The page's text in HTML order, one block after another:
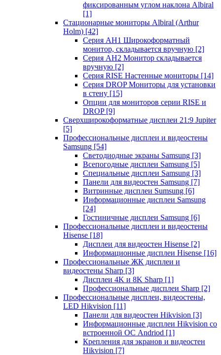
фиксированным углом наклона Albiral
[1]
Стационарные мониторы Albiral (Arthur
Holm) [42]
Серия AH1 Широкоформатный
монитор, складывается вручную [2]
Серия AH2 Монитор складывается
вручную [2]
Серия RISE Настенные мониторы [14]
Серия DROP Мониторы для установки
в стену [15]
Опции для мониторов серии RISE и
DROP [9]
Сверхширокоформатные дисплеи 21:9 Jupiter
[5]
Профессиональные дисплеи и видеостены
Samsung [54]
Светодиодные экраны Samsung [3]
Всепогодные дисплеи Samsung [5]
Специальные дисплеи Samsung [3]
Панели для видеостен Samsung [7]
Витринные дисплеи Sumsung [6]
Информационные дисплеи Samsung
[24]
Гостиничные дисплеи Samsung [6]
Профессиональные дисплеи и видеостены
Hisense [18]
Дисплеи для видеостен Hisense [2]
Информационные дисплеи Hisense [16]
Профессиональные ЖК дисплеи и
видеостены Sharp [3]
Дисплеи 4K и 8K Sharp [1]
Профессиональные дисплеи Sharp [2]
Профессиональные дисплеи, видеостены,
LED Hikvision [11]
Панели для видеостен Hikvision [3]
Информационные дисплеи Hikvision со
встроенной ОС Andriod [1]
Крепления для экранов и видеостен
Hikvision [7]